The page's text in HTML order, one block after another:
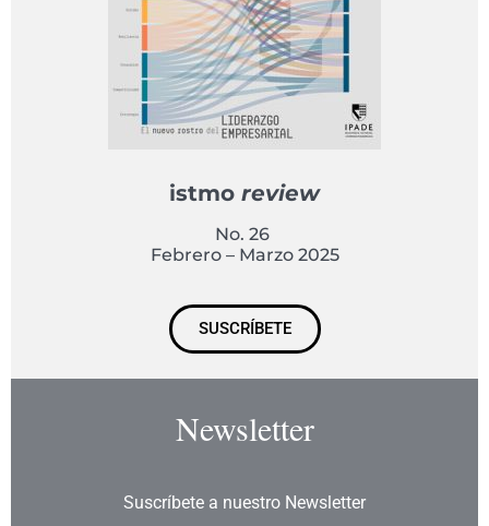
istmo review
No. 26
Febrero – Marzo 2025
SUSCRÍBETE
Newsletter
Suscríbete a nuestro Newsletter